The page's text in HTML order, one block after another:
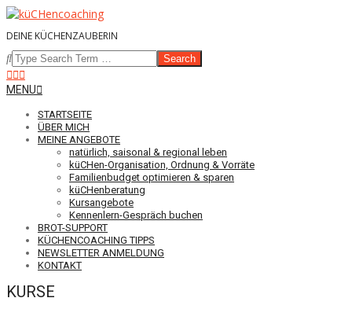
Skip
content
DEINE KÜCHENZAUBERIN
Search
Navigation
MENU
STARTSEITE
ÜBER MICH
MEINE ANGEBOTE
natürlich, saisonal & regional leben
küCHen-Organisation, Ordnung & Vorräte
Familienbudget optimieren & sparen
küCHenberatung
Kursangebote
Kennenlern-Gespräch buchen
BROT-SUPPORT
KÜCHENCOACHING TIPPS
NEWSLETTER ANMELDUNG
KONTAKT
KURSE